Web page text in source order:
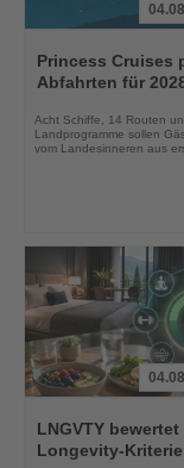
Sie
die
Princess Cruises
Abfahrten für
Acht Schiffe, 14 Routen
Landprogramme sollen
vom Landesinneren aus
Sie
die
LNGVTY
Longevity-